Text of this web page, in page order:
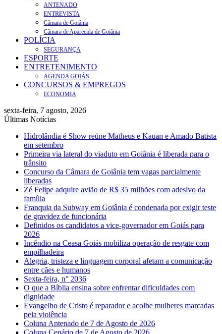
ANTENADO
ENTREVISTA
Câmara de Goiânia
Câmara de Aparecida de Goiânia
POLÍCIA
SEGURANÇA
ESPORTE
ENTRETENIMENTO
AGENDA GOIÁS
CONCURSOS & EMPREGOS
ECONOMIA
sexta-feira, 7 agosto, 2026
Últimas Notícias
Hidrolândia é Show reúne Matheus e Kauan e Amado Batista
em setembro
Primeira via lateral do viaduto em Goiânia é liberada para o
trânsito
Concurso da Câmara de Goiânia tem vagas parcialmente
liberadas
Zé Felipe adquire avião de R$ 35 milhões com adesivo da
família
Franquia da Subway em Goiânia é condenada por exigir teste
de gravidez de funcionária
Definidos os candidatos a vice-governador em Goiás para
2026
Incêndio na Ceasa Goiás mobiliza operação de resgate com
empilhadeira
Alegria, tristeza e linguagem corporal afetam a comunicação
entre cães e humanos
Sexta-feira, n° 2036
O que a Bíblia ensina sobre enfrentar dificuldades com
dignidade
Evangelho de Cristo é reparador e acolhe mulheres marcadas
pela violência
Coluna Antenado de 7 de Agosto de 2026
Coluna Cenário de 7 de Agosto de 2026